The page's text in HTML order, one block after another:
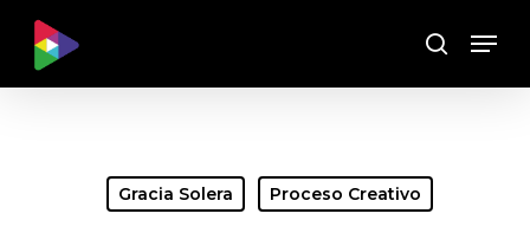
main
Buscar
Menu
Gracia Solera Proceso Creativo